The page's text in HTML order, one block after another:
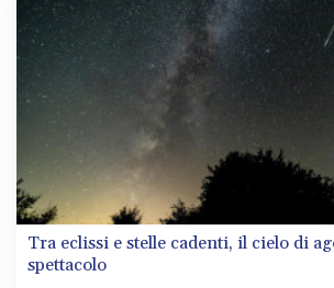
Tra eclissi e stelle cadenti, il cielo di
spettacolo